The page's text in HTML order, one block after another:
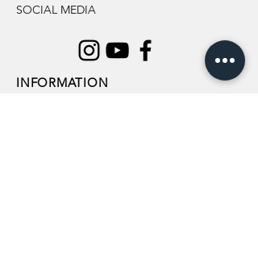
SOCIAL MEDIA
INFORMATION